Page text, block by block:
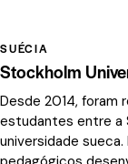
SUÉCIA
Stockholm
Desde 2014, foram
estudantes entre a
universidade